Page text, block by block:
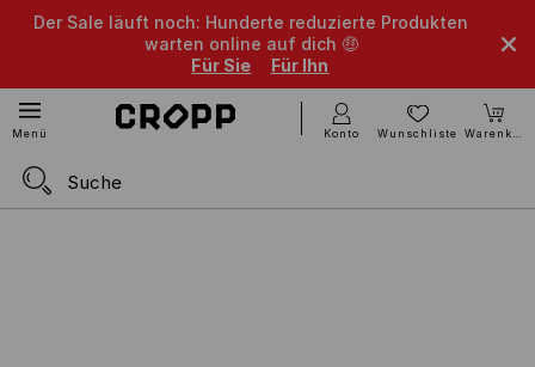
Der Sale läuft noch: Hunderte reduzierte Produkten
warten online auf dich 🤑
Für Sie
Für Ihn
Menü Konto Wunschliste Warenkorb